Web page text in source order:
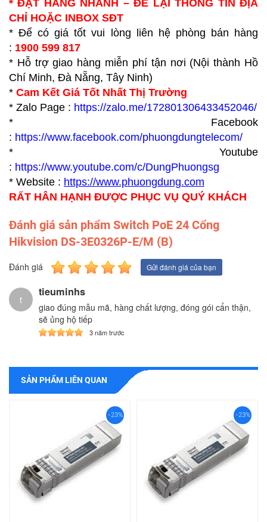
* ĐẶT HÀNG NHANH – ĐỂ LẠI THÔNG TIN ĐỊA
CHỈ HOẶC INBOX SĐT
* Để có giá tốt vui lòng liên hệ phòng bán hàng
: 1900 599 817
* Hỗ trợ giao hàng miễn phí tận nơi (Nội thành Hồ
Chí Minh, Đà Nẵng, Tây Ninh)
* Cam Kết Giá Tốt Nhất Thị Trường
* Zalo Page : https://zalo.me/172801306433452046/
* Facebook
: https://www.facebook.com/phuongdungtelecom/
* Youtube
: https://www.youtube.com/c/DungPhuongsg
* Website : https://www.phuongdung.com
RẤT HÂN HẠNH ĐƯỢC PHỤC VỤ QUÝ KHÁCH
Đánh giá sản phẩm Switch PoE 24 Cổng
Hikvision DS-3E0326P-E/M (B)
Đánh giá Gửi đánh giá của bạn
t
tieuminhs
giao đúng mẫu mã, hàng chất lượng, đóng gói cẩn thận,
sẽ ủng hộ tiếp
3 năm trước
SẢN PHẨM LIÊN QUAN
-23% -23%